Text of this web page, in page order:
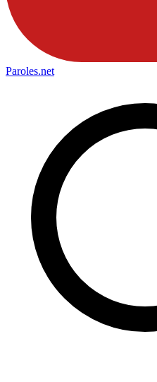
Paroles.net